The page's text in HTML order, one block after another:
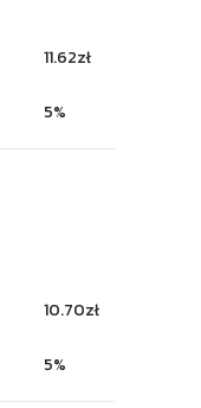
11.62zł
5%
10.70zł
5%